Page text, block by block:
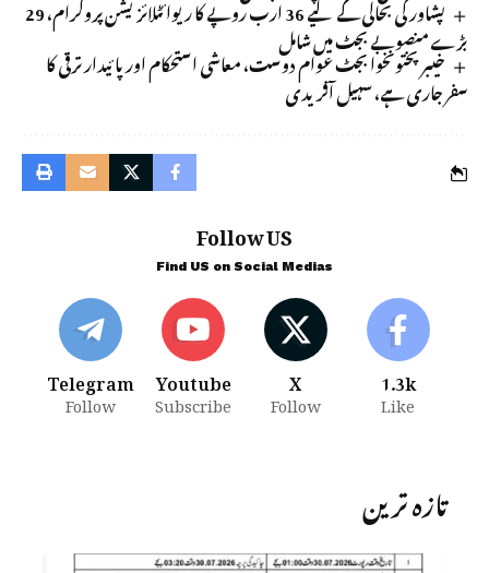
پشاور کی بحالی کے لیے 36 ارب روپے کا ریوائٹلائزیشن پروگرام، 29
بڑے منصوبے بجٹ میں شامل
خیبرپختونخوا بجٹ عوام دوست، معاشی استحکام اور پائیدار ترقی کا
سفر جاری ہے، سہیل آفریدی
Follow US
Find US on Social Medias
1.3k
Like
X
Follow
Youtube
Subscribe
Telegram
Follow
تازہ ترین